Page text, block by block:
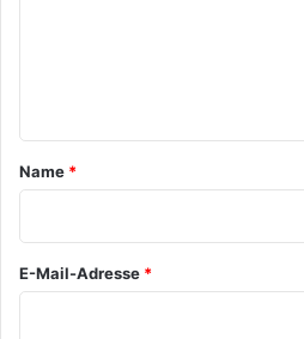
a
*
Name *
E-Mail-Adresse *